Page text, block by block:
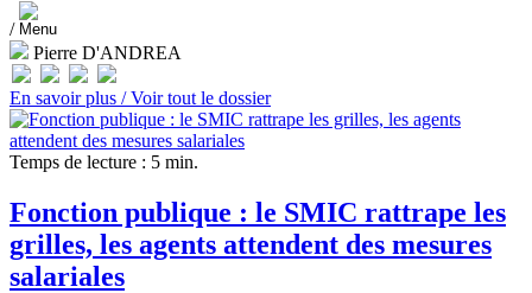
/
Pierre D'ANDREA
En savoir plus /Voir tout le dossier
Temps de lecture : 5 min.
Fonction publique : le SMIC rattrape les
grilles, les agents attendent des mesures
salariales